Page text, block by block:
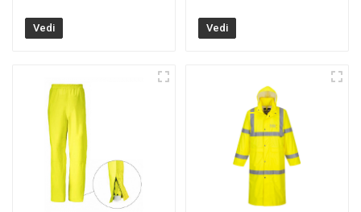
Vedi Vedi